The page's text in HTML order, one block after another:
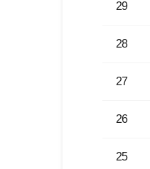
29
28
27
26
25